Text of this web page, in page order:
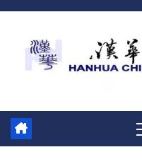
跳